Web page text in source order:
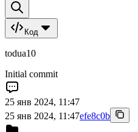
Код
todua10
Initial commit
25 янв 2024, 11:47
25 янв 2024, 11:47efe8c0b